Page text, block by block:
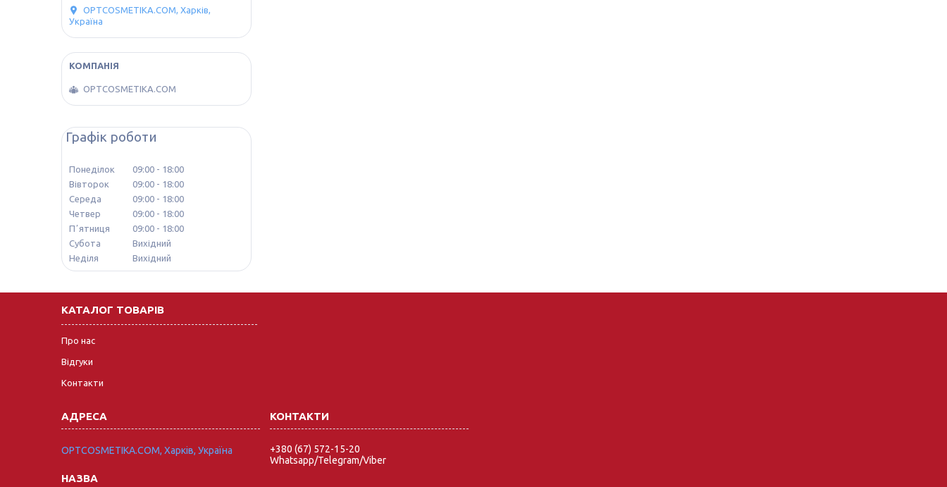
OPTCOSMETIKA.COM, Харків,
Україна
OPTCOSMETIKA.COM
Графік роботи
Понеділок 09:00
18:00
Вівторок
09:00
18:00
Середа
09:00
18:00
Четвер
09:00
18:00
Пʼятниця
09:00
18:00
Субота
Вихідний
Неділя
Вихідний
КАТАЛОГ ТОВАРІВ
Про нас
Відгуки
Контакти
OPTCOSMETIKA.COM, Харків, Україна
+380 (67) 572-15-20
Whatsapp/Telegram/Viber